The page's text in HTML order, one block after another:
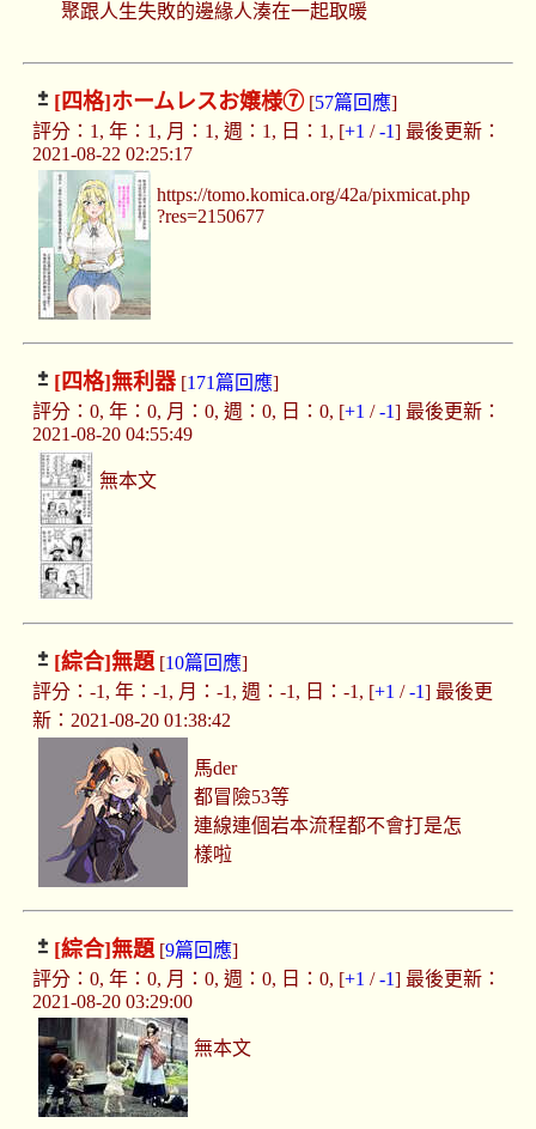
聚跟人生失敗的邊緣人湊在一起取暖
[四格]ホームレスお嬢様⑦[57篇回應]
評分：1, 年：1, 月：1, 週：1, 日：1, [+1 /-1] 最後更新：
2021-08-22 02:25:17
https://tomo.komica.org/42a/pixmicat.php
?res=2150677
[四格]無利器[171篇回應]
評分：0, 年：0, 月：0, 週：0, 日：0, [+1 /-1] 最後更新：
2021-08-20 04:55:49
無本文
[綜合]無題[10篇回應]
評分：-1, 年：-1, 月：-1, 週：-1, 日：-1, [+1 /-1] 最後更
新：2021-08-20 01:38:42
馬der
都冒險53等
連線連個岩本流程都不會打是怎
樣啦
[綜合]無題[9篇回應]
評分：0, 年：0, 月：0, 週：0, 日：0, [+1 /-1] 最後更新：
2021-08-20 03:29:00
無本文